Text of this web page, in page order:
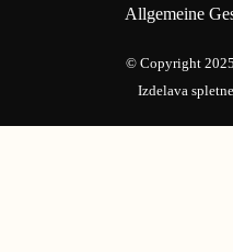
Allgemeine
© Copyright
Izdelava